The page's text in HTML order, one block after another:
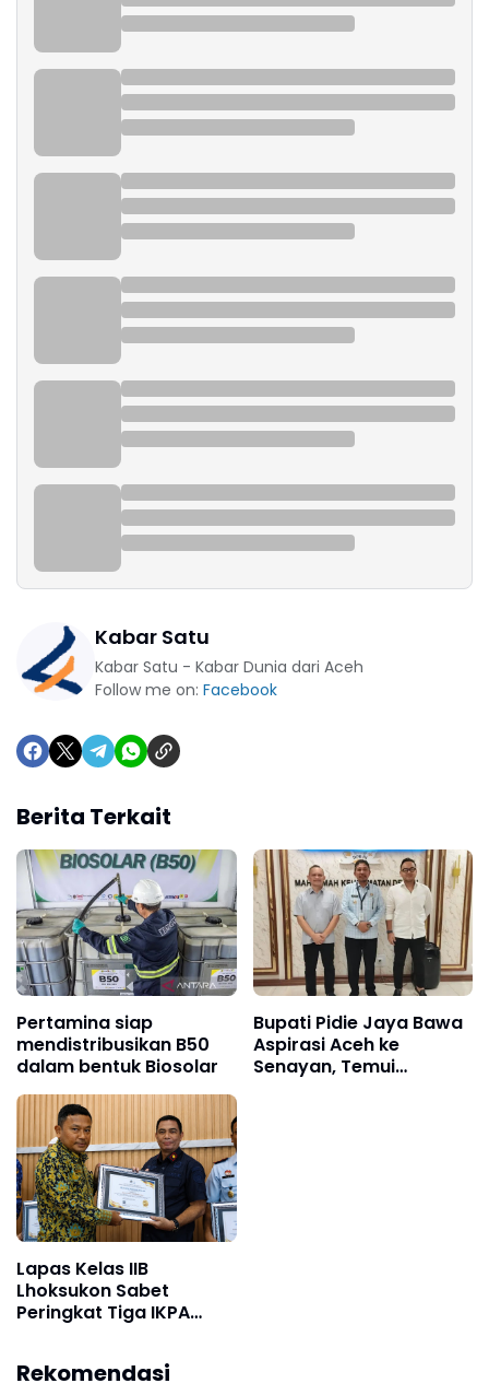
Kabar Satu
Kabar Satu - Kabar Dunia dari Aceh
Follow me on: Facebook
Berita Terkait
Pertamina siap
mendistribusikan B50
dalam bentuk Biosolar
Bupati Pidie Jaya Bawa
Aspirasi Aceh ke
Senayan, Temui
Lapas Kelas IIB
Lhoksukon Sabet
Peringkat Tiga IKPA
Rekomendasi